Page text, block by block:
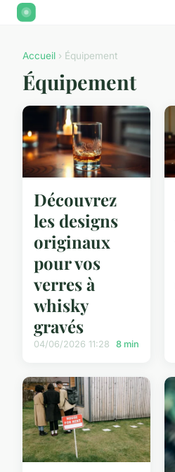
Accueil › Équipement
Équipement
Découvrez
les designs
originaux
pour vos
verres à
whisky
gravés
04/06/2026 11:28 8 min